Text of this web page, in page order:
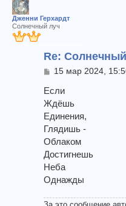
Дженни Герхардт
Солнечный луч
Re:
С
о
б
щ
е
н
и
е
15 мар 2024,
Если
Ждёшь
Единения,
Глядишь -
Облаком
Достигнешь
Неба
Однажды